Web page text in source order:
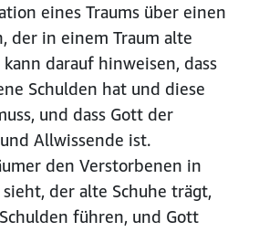
eines Traums über einen
der in einem Traum alte
darauf hinweisen, dass
Schulden hat und diese
und dass Gott der
Allwissende ist.
den Verstorbenen in
der alte Schuhe trägt,
führen, und Gott